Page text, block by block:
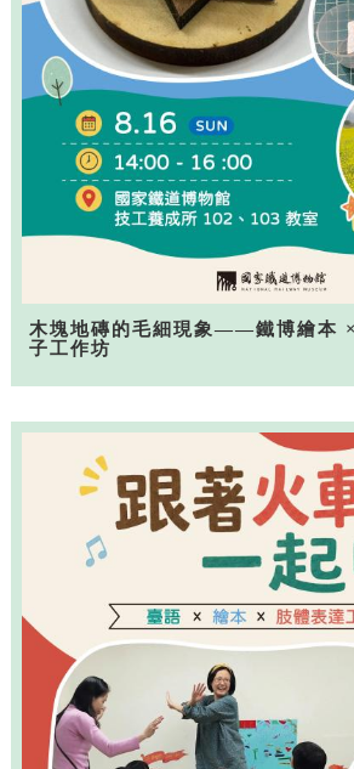
木塊地磚的毛細現象——鐵博繪本
子工作坊